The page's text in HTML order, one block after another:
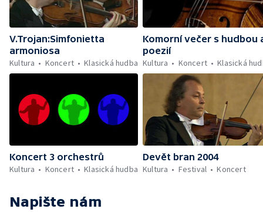
V.Trojan:Simfonietta
armoniosa
Kultura
Koncert Klasická hudba
Komorní večer s hudbou
poezií
Kultura
Koncert Klasická
Koncert 3 orchestrů
Kultura
Koncert Klasická hudba
Devět bran 2004
Kultura
Festival Koncert
Napište nám